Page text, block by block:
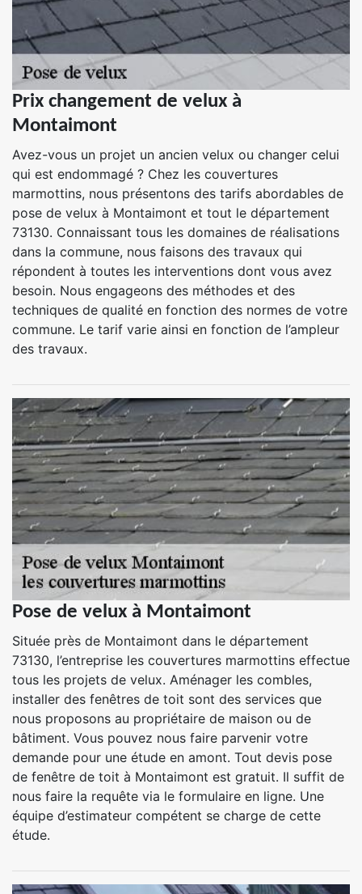
Prix changement de velux à
Montaimont
Avez-vous un projet un ancien velux ou changer celui
qui est endommagé ? Chez les couvertures
marmottins, nous présentons des tarifs abordables de
pose de velux à Montaimont et tout le département
73130. Connaissant tous les domaines de réalisations
dans la commune, nous faisons des travaux qui
répondent à toutes les interventions dont vous avez
besoin. Nous engageons des méthodes et des
techniques de qualité en fonction des normes de votre
commune. Le tarif varie ainsi en fonction de l’ampleur
des travaux.
Pose de velux à Montaimont
Située près de Montaimont dans le département
73130, l’entreprise les couvertures marmottins effectue
tous les projets de velux. Aménager les combles,
installer des fenêtres de toit sont des services que
nous proposons au propriétaire de maison ou de
bâtiment. Vous pouvez nous faire parvenir votre
demande pour une étude en amont. Tout devis pose
de fenêtre de toit à Montaimont est gratuit. Il suffit de
nous faire la requête via le formulaire en ligne. Une
équipe d’estimateur compétent se charge de cette
étude.